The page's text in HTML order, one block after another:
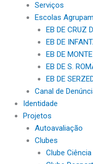
Serviços
Escolas
EB DE CRUZ
EB DE
EB DE
EB DE S.
EB DE
Canal de
Identidade
Projetos
Autoavaliação
Clubes
Clube